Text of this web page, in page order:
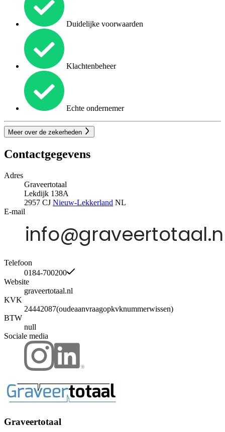
Duidelijke voorwaarden
Klachtenbeheer
Echte ondernemer
Meer over de zekerheden
Contactgegevens
Adres
Graveertotaal
Lekdijk 138A
2957 CJ Nieuw-Lekkerland NL
E-mail
Telefoon
0184-700200
Website
graveertotaal.nl
KVK
24442087(oudeaanvraagopkvknummerwissen)
BTW
null
Sociale media
Graveertotaal